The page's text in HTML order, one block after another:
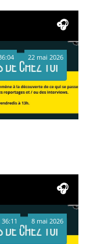
22 mai 2026
36:11 8 mai 2026